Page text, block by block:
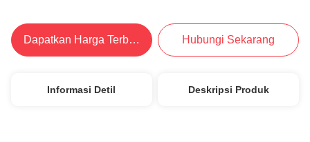
Dapatkan Harga Terbaik Hubungi Sekarang
Informasi Detil Deskripsi Produk